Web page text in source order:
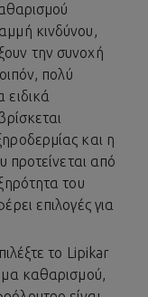
κινδύνου,
την συνοχή
πολύ
ειδικά
και η
προτείνεται από
του
επιλογές για
το Lipikar
καθαρισμού,